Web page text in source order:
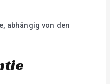
abhängig von den